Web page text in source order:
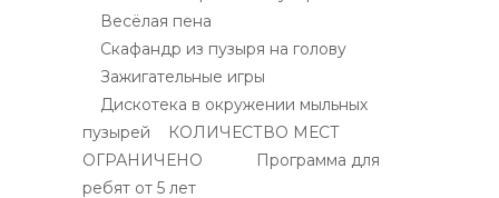
Весёлая пена
Скафандр из пузыря на голову
Зажигательные игры
Дискотека в окружении мыльных
пузырей
КОЛИЧЕСТВО МЕСТ
ОГРАНИЧЕНО
Программа для
ребят от 5 лет